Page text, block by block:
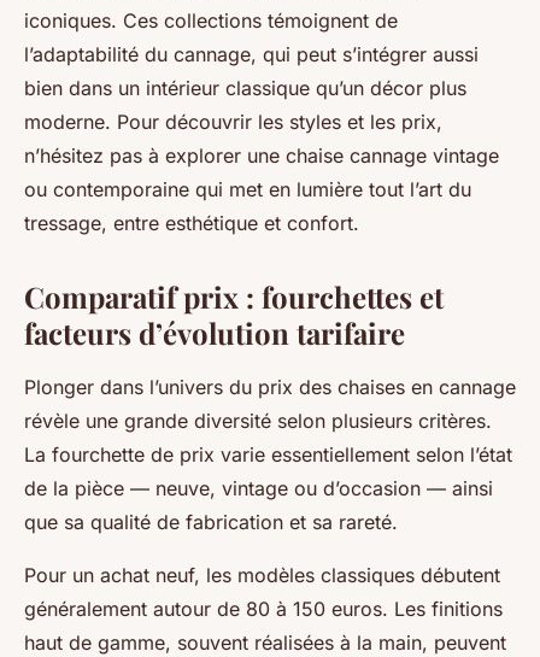
iconiques. Ces collections témoignent de
l’adaptabilité du cannage, qui peut s’intégrer aussi
bien dans un intérieur classique qu’un décor plus
moderne. Pour découvrir les styles et les prix,
n’hésitez pas à explorer une chaise cannage vintage
ou contemporaine qui met en lumière tout l’art du
tressage, entre esthétique et confort.
Comparatif prix : fourchettes et
facteurs d’évolution tarifaire
Plonger dans l’univers du prix des chaises en cannage
révèle une grande diversité selon plusieurs critères.
La fourchette de prix varie essentiellement selon l’état
de la pièce — neuve, vintage ou d’occasion — ainsi
que sa qualité de fabrication et sa rareté.
Pour un achat neuf, les modèles classiques débutent
généralement autour de 80 à 150 euros. Les finitions
haut de gamme, souvent réalisées à la main, peuvent